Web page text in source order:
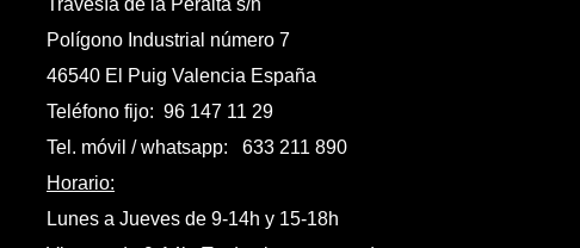
Travesía de la Peralta s/n
Polígono Industrial número 7
46540 El Puig Valencia España
Teléfono fijo: 96 147 11 29
Tel. móvil / whatsapp: 633 211 890
Horario:
Lunes a Jueves de 9-14h y 15-18h